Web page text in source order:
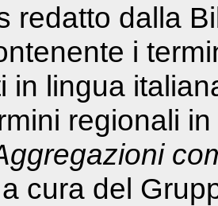
redatto dalla
i
in lingua
regionali
cura del